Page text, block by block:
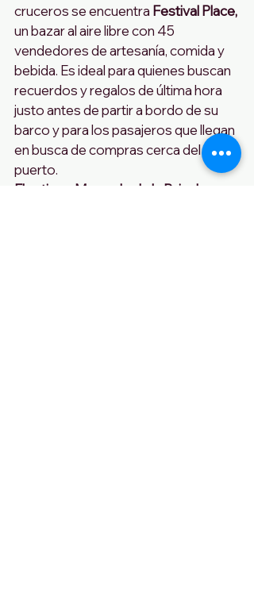
cruceros se encuentra Festival Place,
un bazar al aire libre con 45
vendedores de artesanía, comida y
bebida. Es ideal para quienes buscan
recuerdos y regalos de última hora
justo antes de partir a bordo de su
barco y para los pasajeros que llegan
en busca de compras cerca del
puerto.
El antiguo Mercado de la Paja de